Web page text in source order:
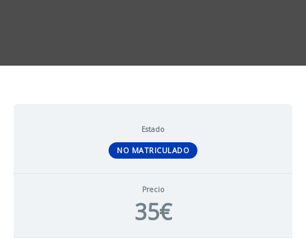
Estado
NO MATRICULADO
Precio
35€